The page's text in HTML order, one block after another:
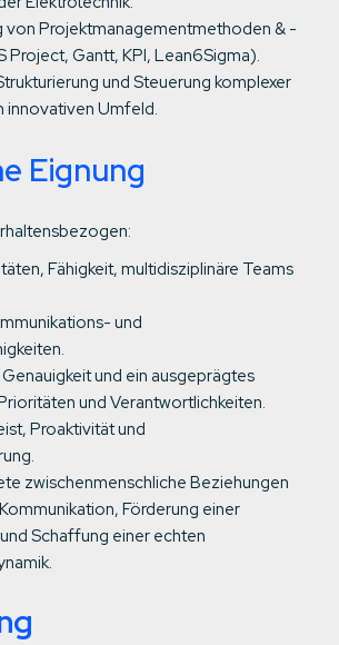
von Projektmanagementmethoden & -
Project, Gantt, KPI, Lean6Sigma).
und Steuerung komplexer
innovativen Umfeld.
Eignung
Fähigkeit, multidisziplinäre Teams
und
und ein ausgeprägtes
und Verantwortlichkeiten.
Proaktivität und
zwischenmenschliche Beziehungen
Förderung einer
Schaffung einer echten